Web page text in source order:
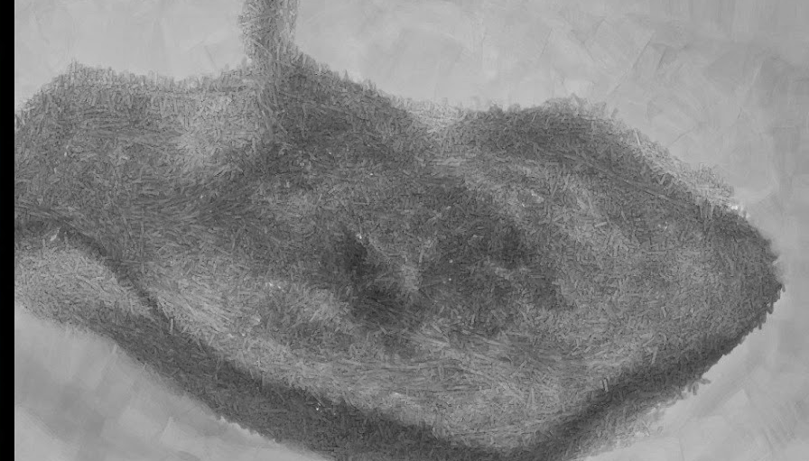
Natural Science 5 - Unit 2 Vocabulary